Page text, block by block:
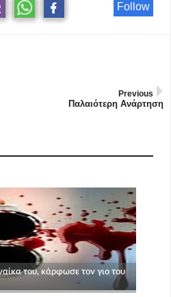
Follow
Previous
Παλαιότερη Ανάρτηση